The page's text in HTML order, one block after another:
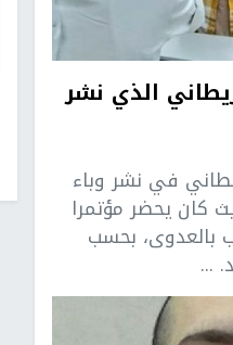
الذي نشر
في نشر وباء
كان يحضر مؤتمرا
بالعدوى، بحسب
...